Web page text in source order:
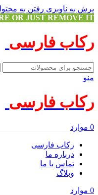
پرش به ناوبری رفتن به
OR JUST REMOVE IT…
رکاب فارسی
منو
رکاب فارسی
0 موارد
رکاب فارسی
درباره ما
تماس با ما
وبلاگ
0 موارد